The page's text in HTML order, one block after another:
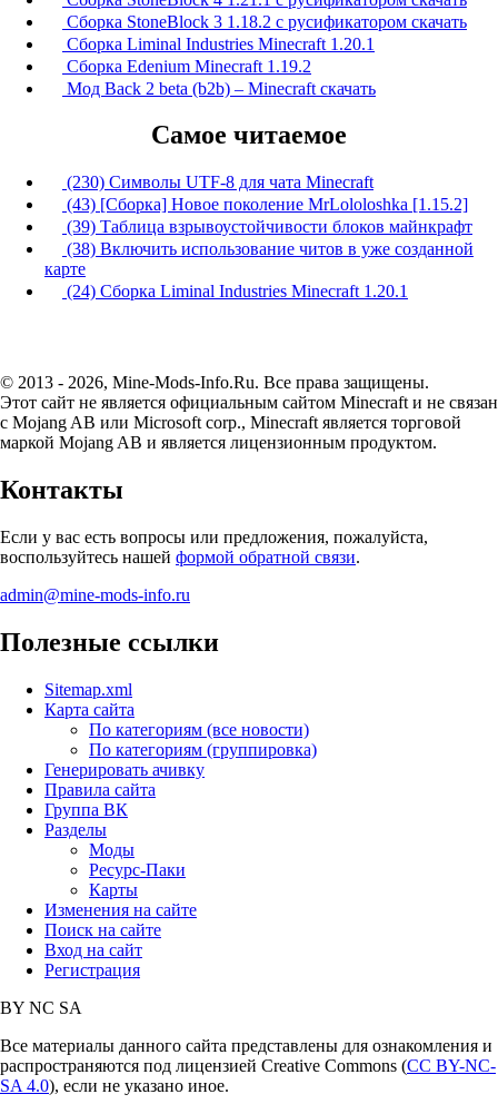
Сборка StoneBlock 3 1.18.2 с русификатором скачать
Сборка Liminal Industries Minecraft 1.20.1
Сборка Edenium Minecraft 1.19.2
Мод Back 2 beta (b2b) – Minecraft скачать
Самое читаемое
(230) Символы UTF-8 для чата Minecraft
(43) [Сборка] Новое поколение MrLololoshka [1.15.2]
(39) Таблица взрывоустойчивости блоков майнкрафт
(38) Включить использование читов в уже созданной
карте
(24) Сборка Liminal Industries Minecraft 1.20.1
© 2013 - 2026, Mine-Mods-Info.Ru. Все права защищены.
Этот сайт не является официальным сайтом Minecraft и не связан
с Mojang AB или Microsoft corp., Minecraft является торговой
маркой Mojang AB и является лицензионным продуктом.
Контакты
Если у вас есть вопросы или предложения, пожалуйста,
воспользуйтесь нашей формой обратной связи.
admin@mine-mods-info.ru
Полезные ссылки
Sitemap.xml
Карта сайта
По категориям (все новости)
По категориям (группировка)
Генерировать ачивку
Правила сайта
Группа ВК
Разделы
Моды
Ресурс-Паки
Карты
Изменения на сайте
Поиск на сайте
Вход на сайт
Регистрация
BY NC SA
Все материалы данного сайта представлены для ознакомления и
распространяются под лицензией Creative Commons (CC BY-NC-
SA 4.0), если не указано иное.